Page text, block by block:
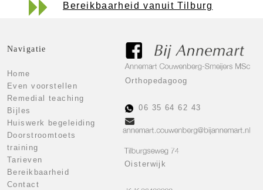
Bereikbaarheid vanuit Tilburg
Navigatie
Home
Even voorstellen
Remedial teaching
Bijles
Huiswerk begeleiding
Doorstroomtoets
training
Tarieven
Bereikbaarheid
Contact
Orthopedagoog
06 35 64 62 43
Oisterwijk